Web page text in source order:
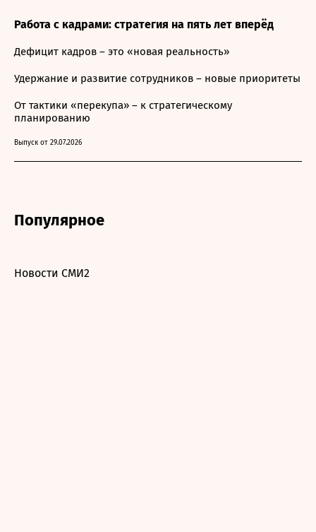
Работа с кадрами: стратегия на пять лет вперёд
Дефицит кадров – это «новая реальность»
Удержание и развитие сотрудников – новые приоритеты
От тактики «перекупа» – к стратегическому
планированию
Выпуск от 29.07.2026
Популярное
Новости СМИ2